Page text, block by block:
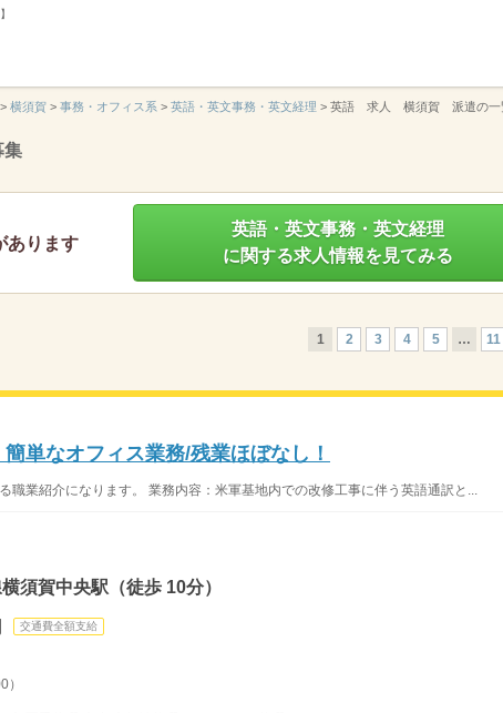
> 横須賀 > 事務・オフィス系 > 英語・英文事務・英文経理 > 英語 求人 横須賀 派遣の一
あります
英語・英文事務・英文経理
に関する求人情報を見てみる
1 2 3 4 5 … 11
単なオフィス業務/残業ほぼなし！
職業紹介になります。 業務内容：米軍基地内での改修工事に伴う英語通訳と...
須賀中央駅（徒歩 10分）
交通費全額支給